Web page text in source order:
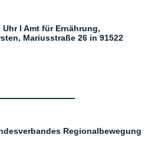
Uhr l Amt für Ernährung,
Mariusstraße 26 in 91522
Regionalbewegung